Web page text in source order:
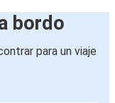
bordo
para un viaje